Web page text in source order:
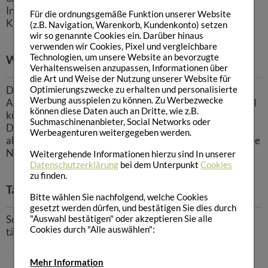
Für die ordnungsgemäße Funktion unserer Website
(z.B. Navigation, Warenkorb, Kundenkonto) setzen
wir so genannte Cookies ein. Darüber hinaus
verwenden wir Cookies, Pixel und vergleichbare
Technologien, um unsere Website an bevorzugte
Verhaltensweisen anzupassen, Informationen über
die Art und Weise der Nutzung unserer Website für
Optimierungszwecke zu erhalten und personalisierte
Werbung ausspielen zu können. Zu Werbezwecke
können diese Daten auch an Dritte, wie z.B.
Suchmaschinenanbieter, Social Networks oder
Werbeagenturen weitergegeben werden.
Weitergehende Informationen hierzu sind In unserer
Datenschutzerklärung bei dem UnterpunktCookies
zu finden.
Bitte wählen Sie nachfolgend, welche Cookies
gesetzt werden dürfen, und bestätigen Sie dies durch
"Auswahl bestätigen" oder akzeptieren Sie alle
Cookies durch "Alle auswählen":
Mehr Information
Information für Diabetiker: 1 Doppelsachet enthält 12 g
KH. Das entspricht 1 BE.
Wichtiger Hinweis:
Darf nur unter ärztlicher Aufsicht verwendet werden!
Außerhalb der Reichweite von Kindern aufbewahren und
kühl lagern.
Diätetische Lebensmittel sind kein Ersatz für eine
abwechslungsreiche Ernährung und auch nicht als alleinige
Nahrungsquelle geeignet.
Tagesempfehlung:
Sofern vom Arzt nicht anders empfohlen, 1 Packung
täglich. (Empfohlene Tagesdosis nicht überschreiten)